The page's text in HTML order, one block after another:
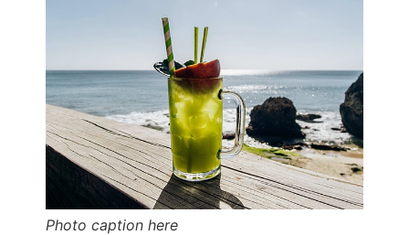
Photo caption here